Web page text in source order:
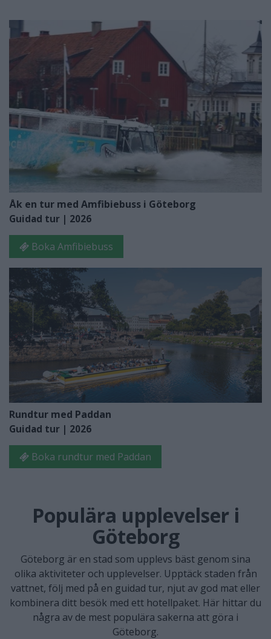
Åk en tur med Amfibiebuss i Göteborg
Guidad tur | 2026
Boka Amfibiebuss
Rundtur med Paddan
Guidad tur | 2026
Boka rundtur med Paddan
Populära upplevelser i
Göteborg
Göteborg är en stad som upplevs bäst genom sina
olika aktiviteter och upplevelser. Upptäck staden från
vattnet, följ med på en guidad tur, njut av god mat eller
kombinera ditt besök med ett hotellpaket. Här hittar du
några av de mest populära sakerna att göra i
Göteborg.